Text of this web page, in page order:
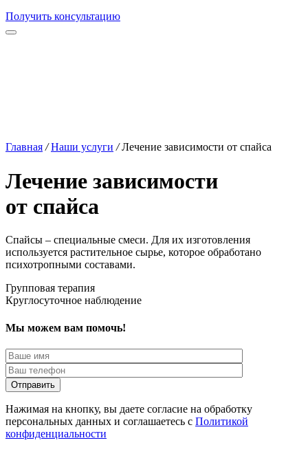
Получить консультацию
Главная / Наши услуги / Лечение зависимости от спайса
Лечение зависимости
от спайса
Спайсы – специальные смеси. Для их изготовления
используется растительное сырье, которое обработано
психотропными составами.
Групповая терапия
Круглосуточное наблюдение
Мы можем вам помочь!
Отправить
Нажимая на кнопку, вы даете согласие на обработку
персональных данных и соглашаетесь с Политикой
конфиденциальности